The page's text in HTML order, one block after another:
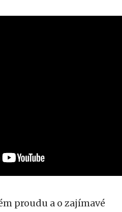
proudu a o zajímavé